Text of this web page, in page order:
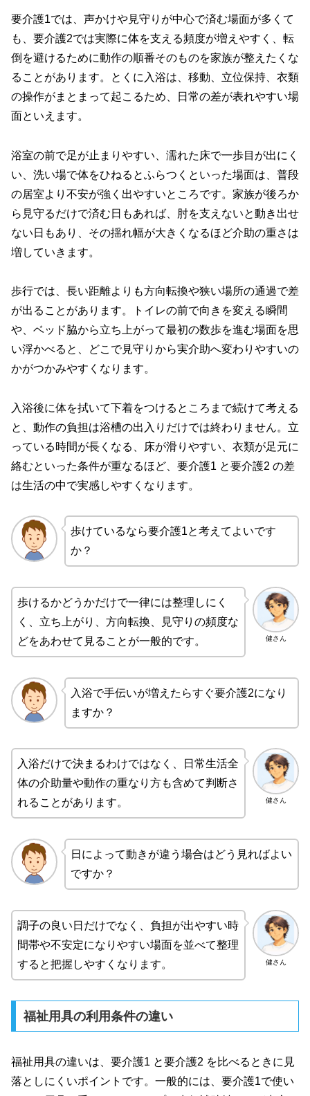
要介護1では、声かけや見守りが中心で済む場面が多くて
も、要介護2では実際に体を支える頻度が増えやすく、転
倒を避けるために動作の順番そのものを家族が整えたくな
ることがあります。とくに入浴は、移動、立位保持、衣類
の操作がまとまって起こるため、日常の差が表れやすい場
面といえます。
浴室の前で足が止まりやすい、濡れた床で一歩目が出にく
い、洗い場で体をひねるとふらつくといった場面は、普段
の居室より不安が強く出やすいところです。家族が後ろか
ら見守るだけで済む日もあれば、肘を支えないと動き出せ
ない日もあり、その揺れ幅が大きくなるほど介助の重さは
増していきます。
歩行では、長い距離よりも方向転換や狭い場所の通過で差
が出ることがあります。トイレの前で向きを変える瞬間
や、ベッド脇から立ち上がって最初の数歩を進む場面を思
い浮かべると、どこで見守りから実介助へ変わりやすいの
かがつかみやすくなります。
入浴後に体を拭いて下着をつけるところまで続けて考える
と、動作の負担は浴槽の出入りだけでは終わりません。立
っている時間が長くなる、床が滑りやすい、衣類が足元に
絡むといった条件が重なるほど、要介護1 と要介護2 の差
は生活の中で実感しやすくなります。
歩けているなら要介護1と考えてよいです
か？
健さん
歩けるかどうかだけで一律には整理しにく
く、立ち上がり、方向転換、見守りの頻度な
どをあわせて見ることが一般的です。
入浴で手伝いが増えたらすぐ要介護2になり
ますか？
健さん
入浴だけで決まるわけではなく、日常生活全
体の介助量や動作の重なり方も含めて判断さ
れることがあります。
日によって動きが違う場合はどう見ればよい
ですか？
健さん
調子の良い日だけでなく、負担が出やすい時
間帯や不安定になりやすい場面を並べて整理
すると把握しやすくなります。
福祉用具の利用条件の違い
福祉用具の違いは、要介護1 と要介護2 を比べるときに見
落としにくいポイントです。一般的には、要介護1で使い